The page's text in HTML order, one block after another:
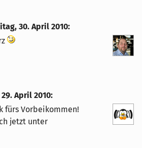
30. April 2010:
April 2010:
fürs Vorbeikommen!
jetzt unter